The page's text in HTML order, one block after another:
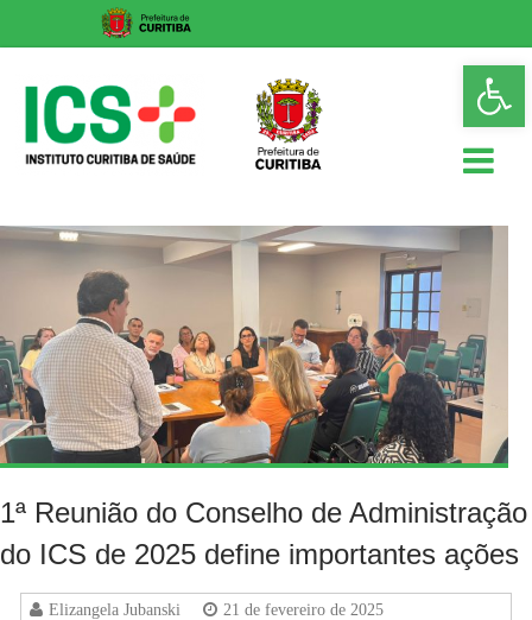
content
ICS
Saúde
1ª Reunião do Conselho de Administração
do ICS de 2025 define importantes ações
Elizangela Jubanski 21 de fevereiro de 2025